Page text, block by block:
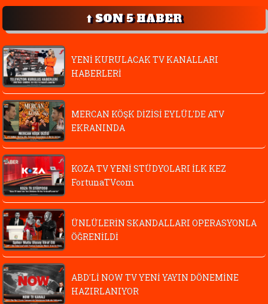
⬆️ SON 5 HABER
YENİ KURULACAK TV KANALLARI
HABERLERİ
MERCAN KÖŞK DİZİSİ EYLÜL'DE ATV
EKRANINDA
KOZA TV YENİ STÜDYOLARI İLK KEZ
FortunaTVcom
ÜNLÜLERİN SKANDALLARI OPERASYONLA
ÖĞRENİLDİ
ABD'Lİ NOW TV YENİ YAYIN DÖNEMİNE
HAZIRLANIYOR